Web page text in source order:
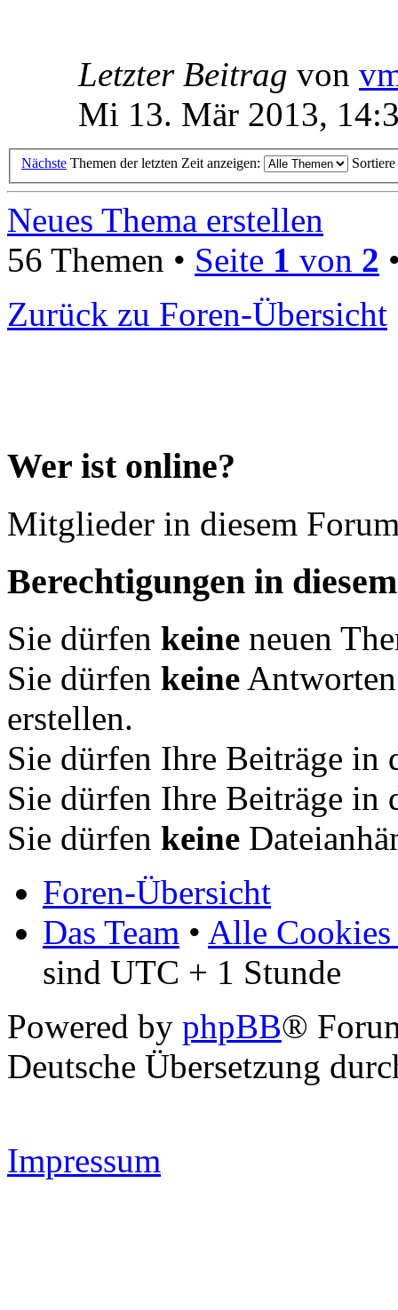
Letzter Beitrag von
Mi 13. Mär 2013,
Nächste Themen der letzten Zeit anzeigen:
Neues Thema erstellen
56 Themen • Seite 1 von 2
Zurück zu Foren-Übersicht
Wer ist online?
Mitglieder in diesem
Berechtigungen in
Sie dürfen keine neuen
Sie dürfen keine
erstellen.
Sie dürfen Ihre Beiträge in
Sie dürfen Ihre Beiträge in
Sie dürfen keine
Foren-Übersicht
Das Team • Alle Cookies
sind UTC + 1 Stunde
Powered by phpBB®
Deutsche Übersetzung
Impressum